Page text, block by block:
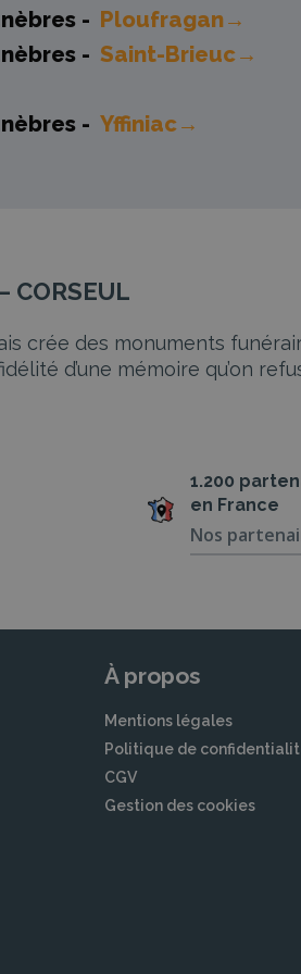
- Ploufragan→
- Saint-Brieuc→
- Yffiniac→
CORSEUL
crée des monuments
d’une mémoire qu’on
1.200
en France
Nos
À propos
Mentions légales
Politique de
CGV
Gestion des cookies